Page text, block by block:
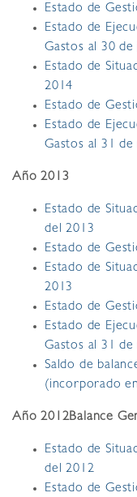
Estado de
Estado de
Gastos al 30
Estado de
2014
Estado de
Estado de
Gastos al 31
Año 2013
Estado de
del 2013
Estado de
Estado de
2013
Estado de
Estado de
Gastos al 31
Saldo de
(incorporado
Año 2012Balance
Estado de
del 2012
Estado de